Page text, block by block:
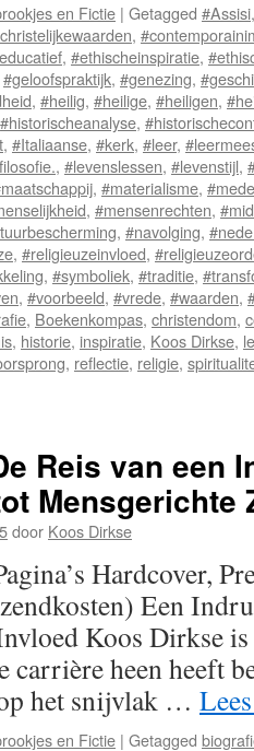
en Fictie | Getagged #Assisi
,
, #ethischeinspiratie,
#geloofspraktijk, #genezing,
, #heilig, #heilige, #heiligen,
#historischeanalyse,
, #Italiaanse, #kerk, #leer,
, #levenslessen, #levenstijl,
, #materialisme,
, #mensenrechten,
, #navolging,
, #religieuzeinvloed,
, #symboliek, #traditie,
, #voorbeeld, #vrede, #waarden,
, Boekenkompas, christendom,
, historie, inspiratie, Koos Dirkse,
, reflectie, religie,
Reis van een
Mensgerichte
door Koos Dirkse
Hardcover,
Een
Koos Dirkse
heen heeft
het snijvlak …
en Fictie | Getagged